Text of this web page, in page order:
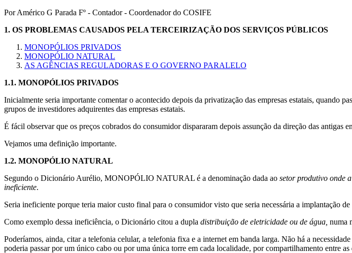
Por Américo G Parada Fº - Contador - Coordenador do COSIFE
1. OS PROBLEMAS CAUSADOS PELA TERCEIRIZAÇÃO DOS SERVIÇOS PÚBLICOS
MONOPÓLIOS PRIVADOS
MONOPÓLIO NATURAL
AS AGÊNCIAS REGULADORAS E O GOVERNO PARALELO
1.1. MONOPÓLIOS PRIVADOS
Inicialmente seria importante comentar o acontecido depois da privatização das empresas estatais,
grupos de investidores adquirentes das empresas estatais.
É fácil observar que os preços cobrados do consumidor dispararam depois assunção da direção das antigas
Vejamos uma definição importante.
1.2. MONOPÓLIO NATURAL
Segundo o Dicionário Aurélio, MONOPÓLIO NATURAL é a denominação dada ao setor produtivo onde
ineficiente.
Seria ineficiente porque teria maior custo final para o consumidor visto que seria necessária a implantação
Como exemplo dessa ineficiência, o Dicionário citou a dupla distribuição de eletricidade ou de água, numa
Poderíamos, ainda, citar a telefonia celular, a telefonia fixa e a internet em banda larga. Não há a
poderia passar por um único cabo ou por uma única torre em cada localidade, por compartilhamento entre as